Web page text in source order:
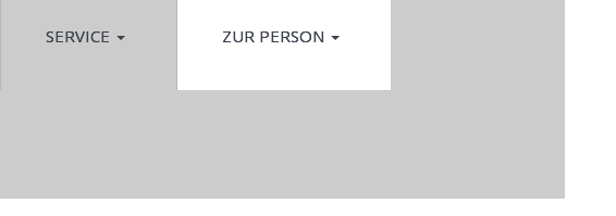
SERVICE ZUR PERSON